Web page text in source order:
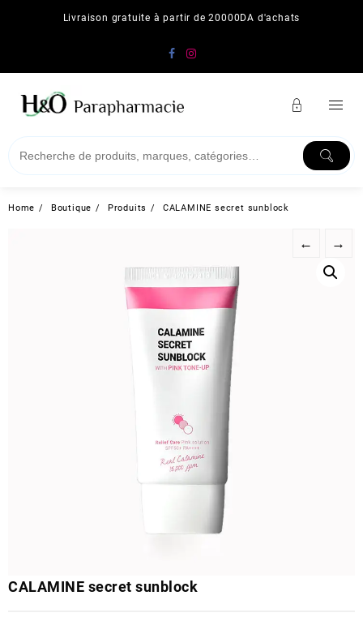
Livraison gratuite à partir de 20000DA d'achats
Home Boutique Produits CALAMINE secret sunblock
← →
CALAMINE secret sunblock